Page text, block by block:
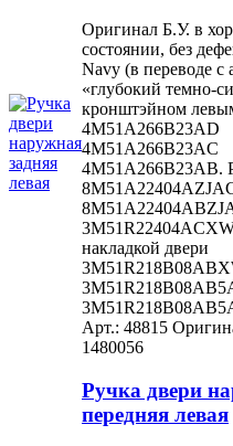
Оригинал Б.У. в
состоянии, без
Navy (в переводе
«глубокий темно-
кронштэйном
4M51A266B23AD
4M51A266B23AC
4M51A266B23AB.
накладкой двери
Арт.: 48815
1480056
Ручка двери
передняя левая